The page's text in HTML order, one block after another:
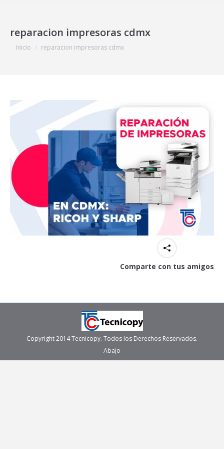
reparacion impresoras cdmx
Estás aquí:
Inicio reparacion impresoras cdmx
Comparte con tus amigos
Copyright 2014 Tecnicopy. Todos los Derechos Reservados.
Abajo